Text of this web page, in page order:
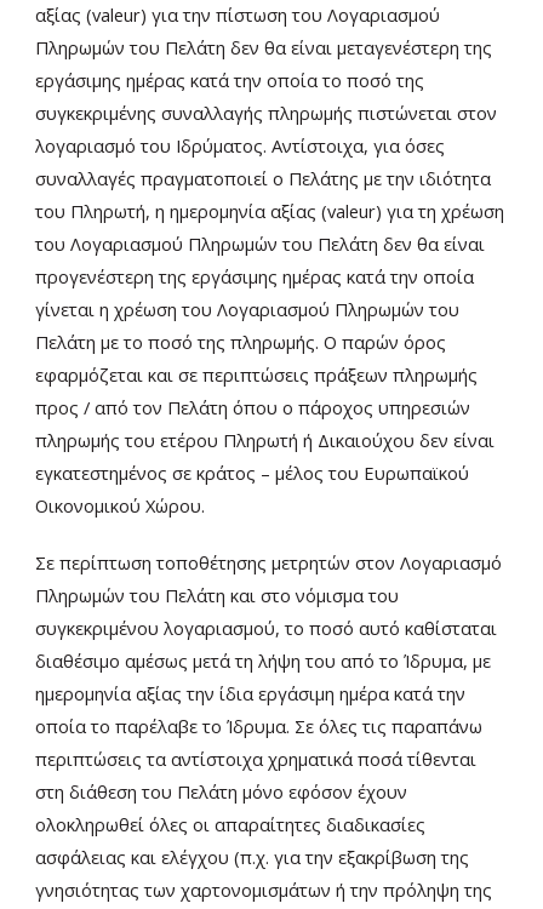
αξίας (valeur) για την πίστωση του Λογαριασμού
Πληρωμών του Πελάτη δεν θα είναι μεταγενέστερη της
εργάσιμης ημέρας κατά την οποία το ποσό της
συγκεκριμένης συναλλαγής πληρωμής πιστώνεται στον
λογαριασμό του Ιδρύματος. Αντίστοιχα, για όσες
συναλλαγές πραγματοποιεί ο Πελάτης με την ιδιότητα
του Πληρωτή, η ημερομηνία αξίας (valeur) για τη χρέωση
του Λογαριασμού Πληρωμών του Πελάτη δεν θα είναι
προγενέστερη της εργάσιμης ημέρας κατά την οποία
γίνεται η χρέωση του Λογαριασμού Πληρωμών του
Πελάτη με το ποσό της πληρωμής. Ο παρών όρος
εφαρμόζεται και σε περιπτώσεις πράξεων πληρωμής
προς / από τον Πελάτη όπου ο πάροχος υπηρεσιών
πληρωμής του ετέρου Πληρωτή ή Δικαιούχου δεν είναι
εγκατεστημένος σε κράτος – μέλος του Ευρωπαϊκού
Οικονομικού Χώρου.
Σε περίπτωση τοποθέτησης μετρητών στον Λογαριασμό
Πληρωμών του Πελάτη και στο νόμισμα του
συγκεκριμένου λογαριασμού, το ποσό αυτό καθίσταται
διαθέσιμο αμέσως μετά τη λήψη του από το Ίδρυμα, με
ημερομηνία αξίας την ίδια εργάσιμη ημέρα κατά την
οποία το παρέλαβε το Ίδρυμα. Σε όλες τις παραπάνω
περιπτώσεις τα αντίστοιχα χρηματικά ποσά τίθενται
στη διάθεση του Πελάτη μόνο εφόσον έχουν
ολοκληρωθεί όλες οι απαραίτητες διαδικασίες
ασφάλειας και ελέγχου (π.χ. για την εξακρίβωση της
γνησιότητας των χαρτονομισμάτων ή την πρόληψη της